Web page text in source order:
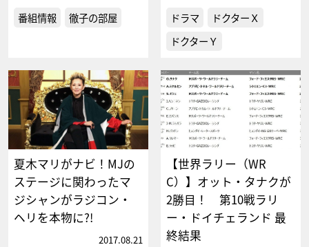
番組情報 徹子の部屋 ドラマ
ドクターＸ
ドクターＹ
夏木マリがナビ！MJの
ステージに関わったマ
ジシャンがラジコン・
ヘリを本物に?!
2017.08.21
【世界ラリー（WR
C）】オット・タナクが
2勝目！ 第10戦ラリ
ー・ドイチェランド 最
終結果